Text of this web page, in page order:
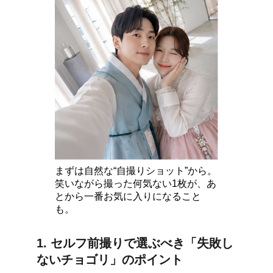
まずは自然な“自撮りショット”から。
笑いながら撮った何気ない1枚が、あ
とから一番お気に入りになること
も。
1. セルフ前撮りで選ぶべき「失敗し
ないチョゴリ」のポイント